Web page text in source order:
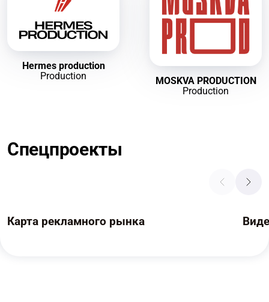
Hermes production
Production
MOSKVA PRODUCTION
Production
Спецпроекты
Карта рекламного рынка